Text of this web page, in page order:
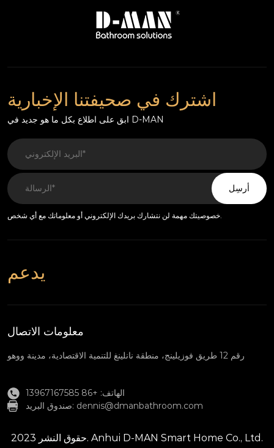
اشترك في صحيفتنا الإخبارية
ابق على اطلاع بكل ما هو جديد في D-MAN
أرسِل
خصوصيتك مهمة لن نتشارك بريدك الإلكتروني أو معلوماتك مع أي شخص.
يدعم
معلومات الاتصال
رقم 12 طريق فوزيلينج، منطقة نانلينغ للتنمية الاقتصادية، مدينة ووهو
الهاتف: +86 13967167585
صندوق البريد: dennis@dmanbathroom.com
حقوق النشر 2023. Anhui D-MAN Smart Home Co., Ltd.